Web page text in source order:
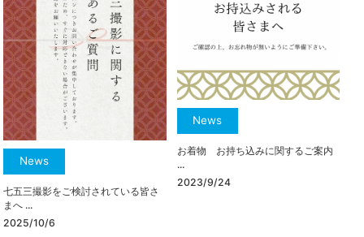
News
七五三撮影をご検討されている皆さ
まへ ...
2025/10/6
News
お着物 お持ち込みに関するご案内
...
2023/9/24